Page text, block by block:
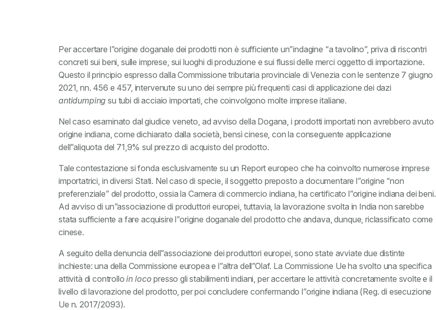
Per accertare l”origine doganale dei prodotti non è sufficiente un”indagine “a tavolino”, priva di riscontri
concreti sui beni, sulle imprese, sui luoghi di produzione e sui flussi delle merci oggetto di importazione.
Questo il principio espresso dalla Commissione tributaria provinciale di Venezia con le sentenze 7 giugno
2021, nn. 456 e 457, intervenute su uno dei sempre più frequenti casi di applicazione dei dazi
antidumping su tubi di acciaio importati, che coinvolgono molte imprese italiane.
Nel caso esaminato dal giudice veneto, ad avviso della Dogana, i prodotti importati non avrebbero avuto
origine indiana, come dichiarato dalla società, bensì cinese, con la conseguente applicazione
dell”aliquota del 71,9% sul prezzo di acquisto del prodotto.
Tale contestazione si fonda esclusivamente su un Report europeo che ha coinvolto numerose imprese
importatrici, in diversi Stati. Nel caso di specie, il soggetto preposto a documentare l”origine “non
preferenziale” del prodotto, ossia la Camera di commercio indiana, ha certificato l”origine indiana dei beni.
Ad avviso di un”associazione di produttori europei, tuttavia, la lavorazione svolta in India non sarebbe
stata sufficiente a fare acquisire l”origine doganale del prodotto che andava, dunque, riclassificato come
cinese.
A seguito della denuncia dell”associazione dei produttori europei, sono state avviate due distinte
inchieste: una della Commissione europea e l”altra dell”Olaf. La Commissione Ue ha svolto una specifica
attività di controlloin loco presso gli stabilimenti indiani, per accertare le attività concretamente svolte e il
livello di lavorazione del prodotto, per poi concludere confermando l”origine indiana (Reg. di esecuzione
Ue n. 2017/2093).